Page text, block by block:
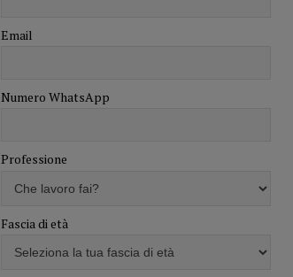
Email
Numero WhatsApp
Professione
Fascia di età